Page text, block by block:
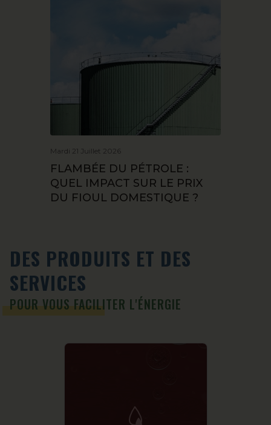
Mardi 21 Juillet 2026
FLAMBÉE DU PÉTROLE :
QUEL IMPACT SUR LE PRIX
DU FIOUL DOMESTIQUE ?
DES PRODUITS ET DES
SERVICES
POUR VOUS FACILITER L'ÉNERGIE